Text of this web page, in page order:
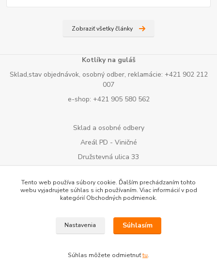
Zobraziť všetky články
Kotlíky na guláš
Sklad,stav objednávok, osobný odber, reklamácie: +421 902 212
007
e-shop: +421 905 580 562
Sklad a osobné odbery
Areál PD - Viničné
Družstevná ulica 33
Súpravu si nemusíš kupovať, stačí si ju požičať
KLIKNI TU
👨‍🍳🍲 Špecialisti na kotlíky
Tento web používa súbory cookie. Ďalším prechádzaním tohto
webu vyjadrujete súhlas s ich používaním. Viac informácií v pod
kategórií Obchodných podmienok.
Nastavenia Súhlasím
Súhlas môžete odmietnuťtu.